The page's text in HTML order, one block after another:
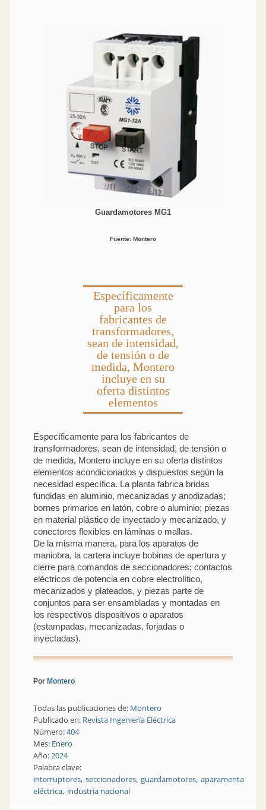
Guardamotores MG1
Fuente: Montero
Específicamente
para los
fabricantes de
transformadores,
sean de intensidad,
de tensión o de
medida, Montero
incluye en su
oferta distintos
elementos
Específicamente para los fabricantes de
transformadores, sean de intensidad, de tensión o
de medida, Montero incluye en su oferta distintos
elementos acondicionados y dispuestos según la
necesidad específica. La planta fabrica bridas
fundidas en aluminio, mecanizadas y anodizadas;
bornes primarios en latón, cobre o aluminio; piezas
en material plástico de inyectado y mecanizado, y
conectores flexibles en láminas o mallas.
De la misma manera, para los aparatos de
maniobra, la cartera incluye bobinas de apertura y
cierre para comandos de seccionadores; contactos
eléctricos de potencia en cobre electrolítico,
mecanizados y plateados, y piezas parte de
conjuntos para ser ensambladas y montadas en
los respectivos dispositivos o aparatos
(estampadas, mecanizadas, forjadas o
inyectadas).
Por Montero
Todas las publicaciones de: Montero
Publicado en: Revista Ingeniería Eléctrica
Número:404
Mes: Enero
Año:2024
Palabra clave:
interruptores seccionadores guardamotores aparamenta
eléctrica industria nacional